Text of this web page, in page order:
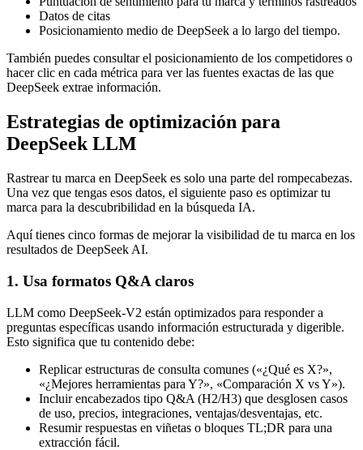
Datos de citas
Posicionamiento medio de DeepSeek a lo largo del tiempo.
También puedes consultar el posicionamiento de los competidores o
hacer clic en cada métrica para ver las fuentes exactas de las que
DeepSeek extrae información.
Estrategias de optimización para
DeepSeek LLM
Rastrear tu marca en DeepSeek es solo una parte del rompecabezas.
Una vez que tengas esos datos, el siguiente paso es optimizar tu
marca para la descubribilidad en la búsqueda IA.
Aquí tienes cinco formas de mejorar la visibilidad de tu marca en los
resultados de DeepSeek AI.
1. Usa formatos Q&A claros
LLM como DeepSeek-V2 están optimizados para responder a
preguntas específicas usando información estructurada y digerible.
Esto significa que tu contenido debe:
Replicar estructuras de consulta comunes («¿Qué es X?»,
«¿Mejores herramientas para Y?», «Comparación X vs Y»).
Incluir encabezados tipo Q&A (H2/H3) que desglosen casos
de uso, precios, integraciones, ventajas/desventajas, etc.
Resumir respuestas en viñetas o bloques TL;DR para una
extracción fácil.